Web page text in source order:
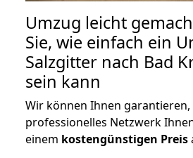
Umzug leicht
Sie, wie einfach ein
Salzgitter nach Bad
sein kann
Wir können Ihnen garantieren,
professionelles Netzwerk
einem kostengünstigen Preis